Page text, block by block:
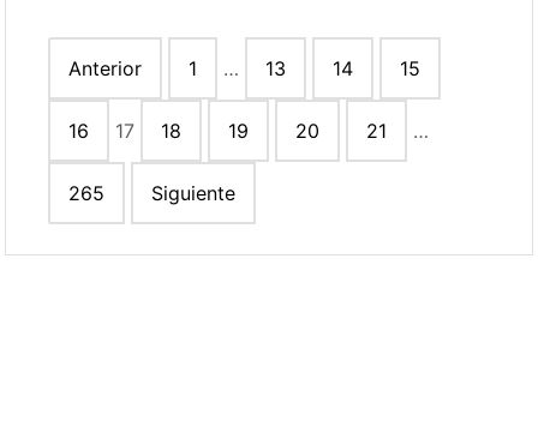
de
entradas
Anterior 1 … 13 14 15
16 17 18 19 20 21 …
265 Siguiente